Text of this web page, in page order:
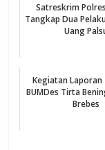
Satreskrim
Tangkap Dua
Uang
Kegiatan Laporan
BUMDes Tirta
Brebes